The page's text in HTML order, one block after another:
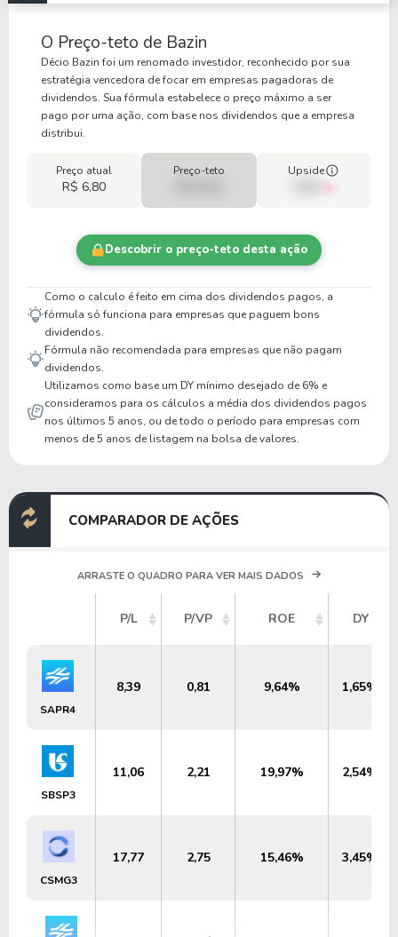
O Preço-teto de Bazin
Décio Bazin foi um renomado investidor, reconhecido por sua
estratégia vencedora de focar em empresas pagadoras de
dividendos. Sua fórmula estabelece o preço máximo a ser
pago por uma ação, com base nos dividendos que a empresa
distribui.
Preço atual
R$ 6,80
Preço-teto Upside
Descobrir o preço-teto desta ação
Como o calculo é feito em cima dos dividendos pagos, a
fórmula só funciona para empresas que paguem bons
dividendos.
Fórmula não recomendada para empresas que não pagam
dividendos.
Utilizamos como base um DY mínimo desejado de 6% e
consideramos para os cálculos a média dos dividendos pagos
nos últimos 5 anos, ou de todo o período para empresas com
menos de 5 anos de listagem na bolsa de valores.
COMPARADOR DE AÇÕES
ARRASTE O QUADRO PARA VER MAIS DADOS
P/L P/VP ROE DY
SAPR4
8,39 0,81 9,64% 1,65%
SBSP3
11,06 2,21 19,97% 2,54%
CSMG3
17,77 2,75 15,46% 3,45%